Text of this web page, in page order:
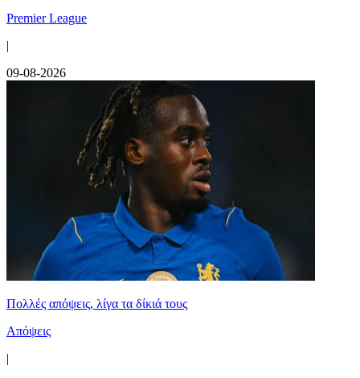
Premier League
|
09-08-2026
Πολλές απόψεις, λίγα τα δίκιά τους
Απόψεις
|